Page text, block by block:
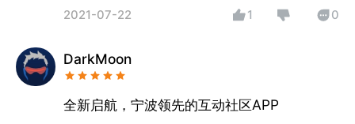
2021-07-22 1 0
DarkMoon
全新启航，宁波领先的互动社区APP